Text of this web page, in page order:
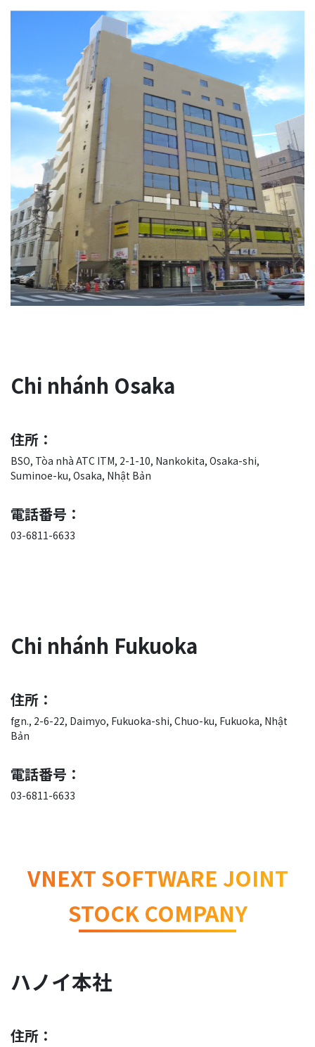
Chi nhánh Osaka
住所：
BSO, Tòa nhà ATC ITM, 2-1-10, Nankokita, Osaka-shi,
Suminoe-ku, Osaka, Nhật Bản
電話番号：
03-6811-6633
Chi nhánh Fukuoka
住所：
fgn., 2-6-22, Daimyo, Fukuoka-shi, Chuo-ku, Fukuoka, Nhật
Bản
電話番号：
03-6811-6633
VNEXT SOFTWARE JOINT
STOCK COMPANY
ハノイ本社
住所：